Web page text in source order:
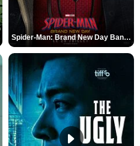
Spider-Man: Brand New Day Bande-annonce (3) VO STFR